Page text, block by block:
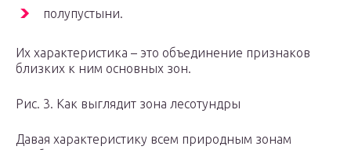
полупустыни.
Их характеристика – это объединение признаков
близких к ним основных зон.
Рис. 3. Как выглядит зона лесотундры
Давая характеристику всем природным зонам